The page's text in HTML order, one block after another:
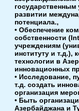
развитии
потенциала.,
• Обеспечение
собственности
учреждениям
институту и
технологии в
инновационных
• Исследование,
т.д. создать
организация
• Быть
Азербайджана и